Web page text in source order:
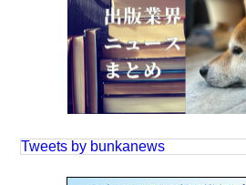
Tweets by bunkanews